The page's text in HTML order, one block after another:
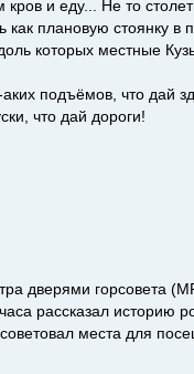
и еду... Не то
плановую стоянку в
которых местные
подъёмов, что дай
что дай дороги!
дверями горсовета
рассказал историю
места для